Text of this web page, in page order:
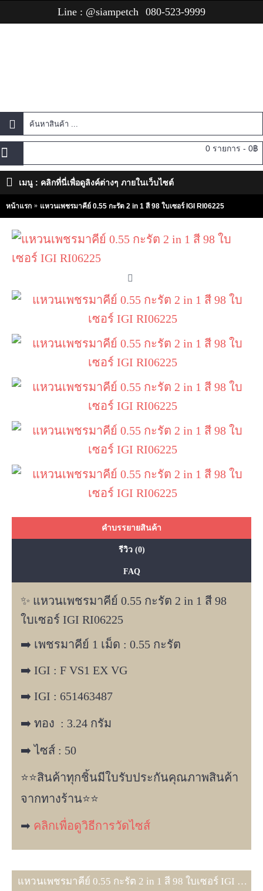
Line : @siampetch 080-523-9999
0 รายการ - 0฿
เมนู : คลิกที่นี่เพื่อดูลิงค์ต่างๆ ภายในเว็บไซต์
หน้าแรก แหวนเพชรมาคีย์ 0.55 กะรัต 2 in 1 สี 98 ใบเซอร์ IGI RI06225
คำบรรยายสินค้า
รีวิว (0)
FAQ
✨ แหวนเพชรมาคีย์ 0.55 กะรัต 2 in 1 สี 98
ใบเซอร์ IGI RI06225
➡️ เพชรมาคีย์ 1 เม็ด : 0.55 กะรัต
➡️ IGI : F VS1 EX VG
➡️ IGI : 651463487
➡️ ทอง : 3.24 กรัม
➡️ ไซส์ : 50
⭐️⭐️สินค้าทุกชิ้นมีใบรับประกันคุณภาพสินค้า
จากทางร้าน⭐️⭐️
➡ คลิกเพื่อดูวิธีการวัดไซส์
แหวนเพชรมาคีย์ 0.55 กะรัต 2 in 1 สี 98 ใบเซอร์ IGI RI06225